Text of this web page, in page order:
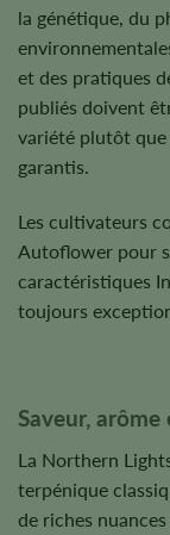
la génétique, du
et des pratiques
publiés doivent
variété plutôt que
garantis.
Les cultivateurs
Autoflower pour
caractéristiques
toujours
Saveur,
La Northern
terpénique
de riches